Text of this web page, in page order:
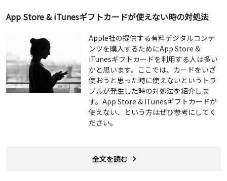
App Store & iTunesギフトカードが使えない時の対処法
Apple社の提供する有料デジタルコンテ
ンツを購入するためにApp Store &
iTunesギフトカードを利用する人は多い
かと思います。ここでは、カードをいざ
使おうと思った時に使えないというトラ
ブルが発生した時の対処法を紹介しま
す。App Store & iTunesギフトカードが
使えない、という方はぜひ参考にしてく
ださい。
全文を読む